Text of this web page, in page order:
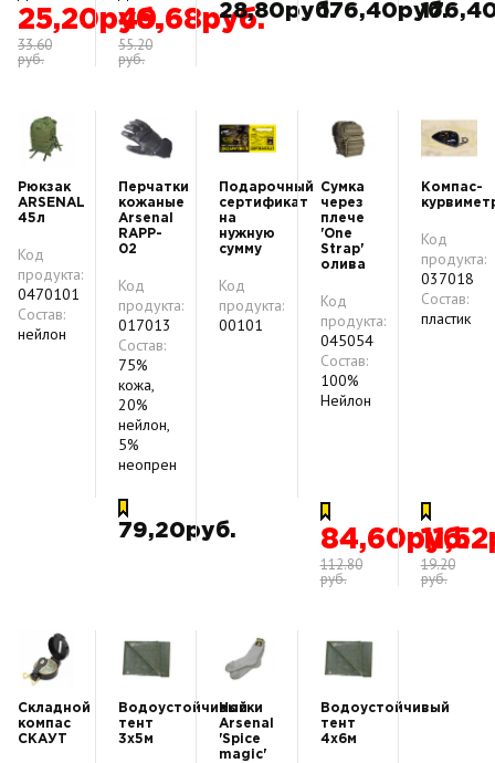
25,20руб.
33.60
руб.
49,68руб.
55.20
руб.
28,80руб.176,40руб.
Рюкзак
ARSENAL
45л
Код
продукта:
0470101
Состав:
нейлон
Перчатки
кожаные
Arsenal
RAPP-
02
Код
продукта:
017013
Состав:
75%
кожа,
20%
нейлон,
5%
неопрен
79,20руб.
Подарочный
сертификат
на
нужную
сумму
Код
продукта:
00101
Сумка
через
плече
'One
Strap'
олива
Код
продукта:
045054
Состав:
100%
Нейлон
84,60руб.
112.80
руб.
Компас-
Код
продукта:
037018
Состав:
пластик
19.20
руб.
Складной
компас
СКАУТ
Водоустойчивый
тент
3х5м
Носки
Arsenal
'Spice
magic'
Водоустойчивый
тент
4х6м